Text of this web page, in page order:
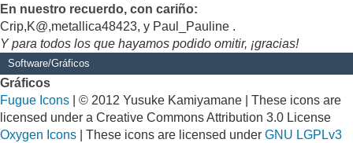
En nuestro recuerdo, con cariño:
Crip,K@,metallica48423, y Paul_Pauline .
Y para todos los que hayamos podido omitir, ¡gracias!
Software/Gráficos
Gráficos
Fugue Icons | © 2012 Yusuke Kamiyamane | These icons are
licensed under a Creative Commons Attribution 3.0 License
Oxygen Icons | These icons are licensed under GNU LGPLv3